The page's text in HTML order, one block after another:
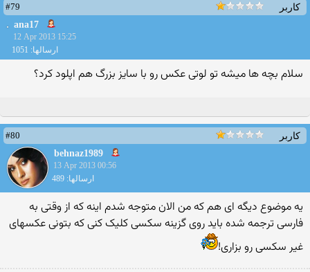
کاربر
#79
ana17
12 Apr 2013 15:25
ارسالها: 1051
سلام بچه ها میشه تو لوتی عکس رو با سایز بزرگ هم اپلود کرد؟
کاربر
#80
behnaz1989
13 Apr 2013 00:56
ارسالها: 489
یه موضوع دیگه ای هم که من الان متوجه شدم اینه که از وقتی به
فارسی ترجمه شده باید روی گزینه سکسی کلیک کنی که بتونی عکسهای
غیر سکسی رو بزاری!